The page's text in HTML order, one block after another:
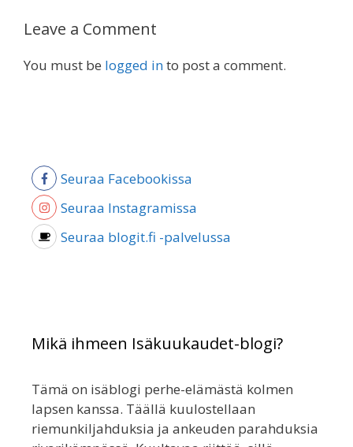
Leave a Comment
You must be logged into post a comment.
Seuraa Facebookissa
Seuraa Instagramissa
Seuraa blogit.fi -palvelussa
Mikä ihmeen Isäkuukaudet-blogi?
Tämä on isäblogi perhe-elämästä kolmen
lapsen kanssa. Täällä kuulostellaan
riemunkiljahduksia ja ankeuden parahduksia